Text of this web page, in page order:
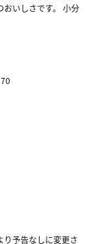
おいしさです。 小分
予告なしに変更さ